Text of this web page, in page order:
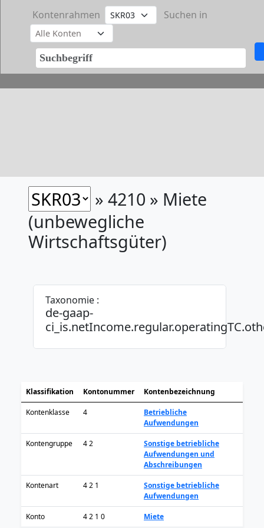
Kontenrahmen Suchen in
» 4210 » Miete
(unbewegliche
Wirtschaftsgüter)
Taxonomie :
de-gaap-
Klassifikation Kontonummer Kontenbezeichnung
Kontenklasse 4
Betriebliche
Aufwendungen
Kontengruppe 4 2
Sonstige betriebliche
Aufwendungen und
Abschreibungen
Kontenart 4 2 1
Sonstige betriebliche
Aufwendungen
Konto 4 2 1 0 Miete